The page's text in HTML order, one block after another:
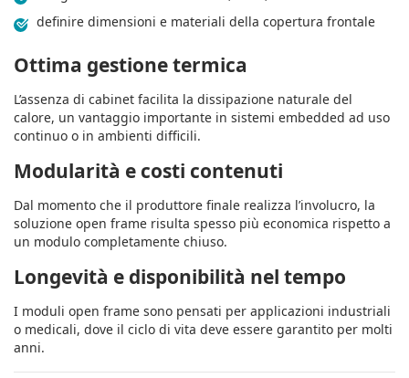
definire dimensioni e materiali della copertura frontale
Ottima gestione termica
L’assenza di cabinet facilita la dissipazione naturale del
calore, un vantaggio importante in sistemi embedded ad uso
continuo o in ambienti difficili.
Modularità e costi contenuti
Dal momento che il produttore finale realizza l’involucro, la
soluzione open frame risulta spesso più economica rispetto a
un modulo completamente chiuso.
Longevità e disponibilità nel tempo
I moduli open frame sono pensati per applicazioni industriali
o medicali, dove il ciclo di vita deve essere garantito per molti
anni.